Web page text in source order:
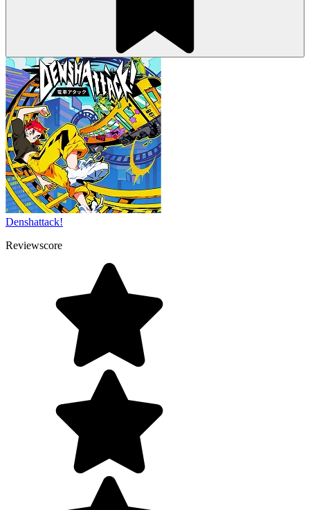
Denshattack!
Reviewscore